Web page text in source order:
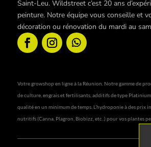
Saint-Leu. Wildstreet c’est 20 ans
peinture. Notre équipe vous conseille et
décoration ou rénovation du mardi au
Votre growshop en ligne à la Réunion. Notre gamme de
de culture, engrais et fertilisants, additifs de type
qualité en un minimum de temps. L’hydroponie à des
nutritifs (Canna, Plagron, Biobizz, etc..) pour vos plantes